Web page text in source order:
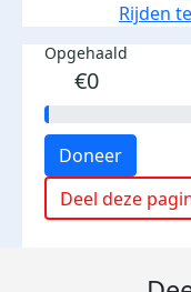
Rijden
Opgehaald
€0
Doneer
Deel deze